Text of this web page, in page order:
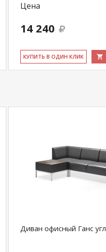
Цена
14 240
КУ­ПИТЬ В ОДИН КЛИК
Диван офисный Ганс